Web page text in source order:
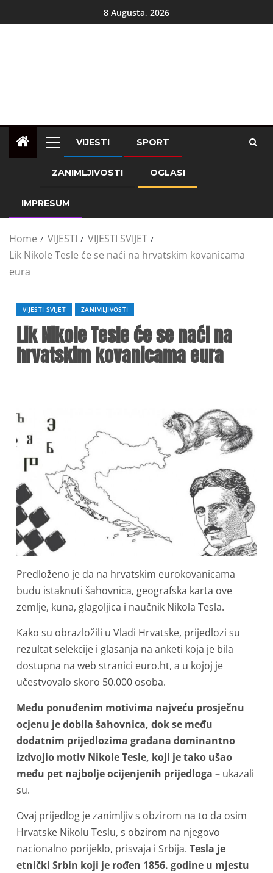
8 Augusta, 2026
VIJESTI SPORT
ZANIMLJIVOSTI OGLASI
IMPRESUM
Home VIJESTI
VIJESTI SVIJET
Lik Nikole Tesle će se naći na hrvatskim kovanicama
eura
VIJESTI SVIJET ZANIMLJIVOSTI
Lik Nikole Tesle će se naći na
hrvatskim kovanicama eura
Predloženo je da na hrvatskim eurokovanicama
budu istaknuti šahovnica, geografska karta ove
zemlje, kuna, glagoljica i naučnik Nikola Tesla.
Kako su obrazložili u Vladi Hrvatske, prijedlozi su
rezultat selekcije i glasanja na anketi koja je bila
dostupna na web stranici euro.ht, a u kojoj je
učestvovalo skoro 50.000 osoba.
Među ponuđenim motivima najveću prosječnu
ocjenu je dobila šahovnica, dok se među
dodatnim prijedlozima građana dominantno
izdvojio motiv Nikole Tesle, koji je tako ušao
među pet najbolje ocijenjenih prijedloga – ukazali
su.
Ovaj prijedlog je zanimljiv s obzirom na to da osim
Hrvatske Nikolu Teslu, s obzirom na njegovo
nacionalno porijeklo, prisvaja i Srbija. Tesla je
etnički Srbin koji je rođen 1856. godine u mjestu